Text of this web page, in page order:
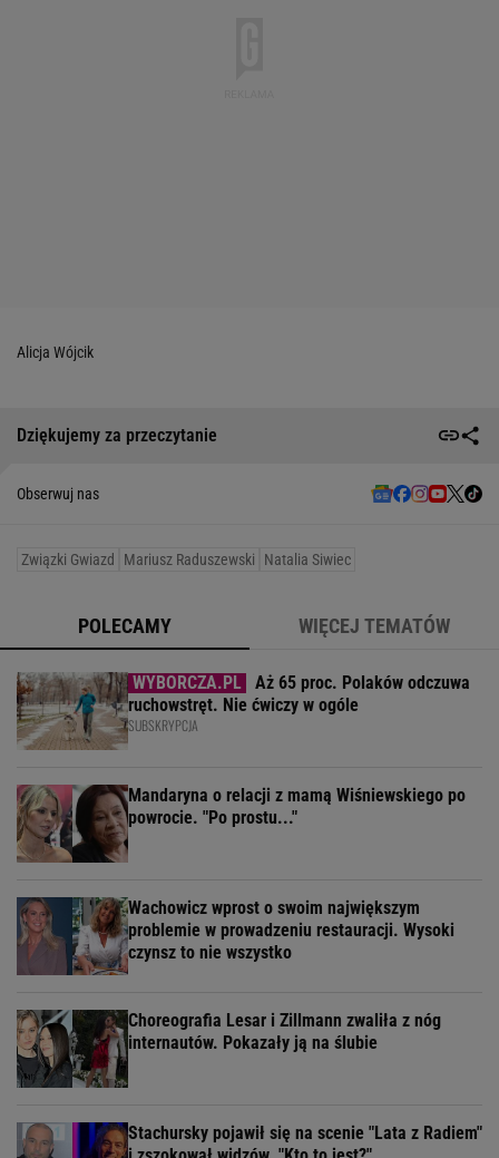
Alicja Wójcik
Dziękujemy za przeczytanie
Obserwuj nas
Związki Gwiazd Mariusz Raduszewski Natalia Siwiec
POLECAMY WIĘCEJ TEMATÓW
Aż 65 proc. Polaków odczuwa
ruchowstręt. Nie ćwiczy w ogóle
SUBSKRYPCJA
Mandaryna o relacji z mamą Wiśniewskiego po
powrocie. "Po prostu..."
Wachowicz wprost o swoim największym
problemie w prowadzeniu restauracji. Wysoki
czynsz to nie wszystko
Choreografia Lesar i Zillmann zwaliła z nóg
internautów. Pokazały ją na ślubie
Stachursky pojawił się na scenie "Lata z Radiem"